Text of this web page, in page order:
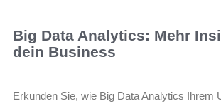
Big Data Analytics: Mehr
dein Business
Erkunden Sie, wie Big Data Analytics Ihrem